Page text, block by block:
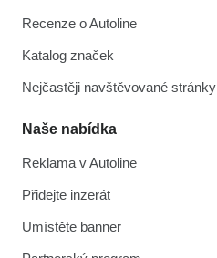
Recenze o Autoline
Katalog značek
Nejčastěji navštěvované stránky
Naše nabídka
Reklama v Autoline
Přidejte inzerát
Umístěte banner